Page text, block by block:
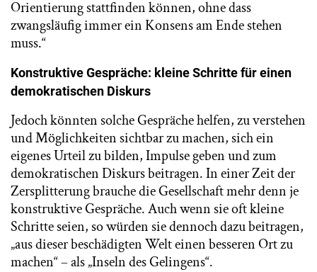
Orientierung stattfinden können, ohne dass
zwangsläufig immer ein Konsens am Ende stehen
muss.“
Konstruktive Gespräche: kleine Schritte für einen
demokratischen Diskurs
Jedoch könnten solche Gespräche helfen, zu verstehen
und Möglichkeiten sichtbar zu machen, sich ein
eigenes Urteil zu bilden, Impulse geben und zum
demokratischen Diskurs beitragen. In einer Zeit der
Zersplitterung brauche die Gesellschaft mehr denn je
konstruktive Gespräche. Auch wenn sie oft kleine
Schritte seien, so würden sie dennoch dazu beitragen,
„aus dieser beschädigten Welt einen besseren Ort zu
machen“ – als „Inseln des Gelingens“.